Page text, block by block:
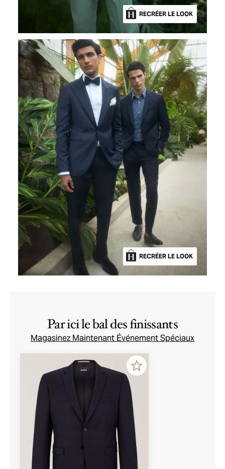
RECRÉER LE LOOK
RECRÉER LE LOOK
Par ici le bal des finissants
Magasinez Maintenant Événement Spéciaux